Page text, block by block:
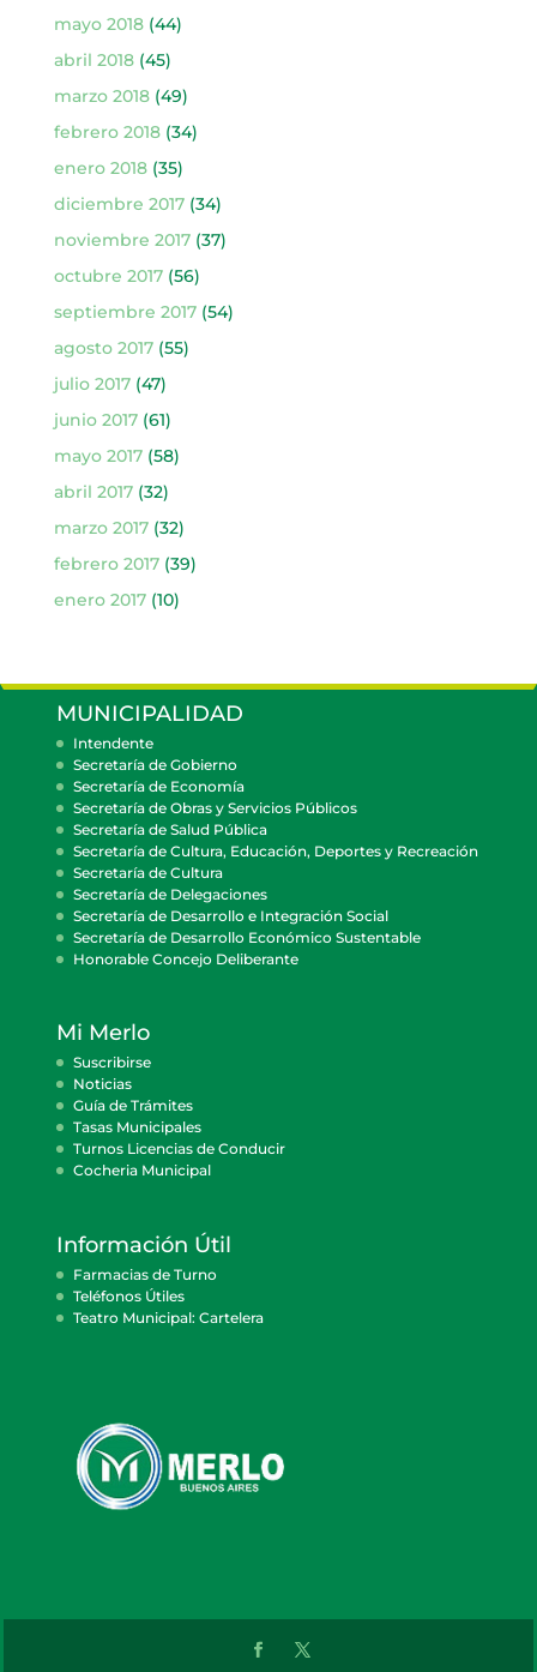
mayo 2018(44)
abril 2018(45)
marzo 2018(49)
febrero 2018(34)
enero 2018(35)
diciembre 2017(34)
noviembre 2017(37)
octubre 2017(56)
septiembre 2017(54)
agosto 2017(55)
julio 2017(47)
junio 2017(61)
mayo 2017(58)
abril 2017(32)
marzo 2017(32)
febrero 2017(39)
enero 2017(10)
MUNICIPALIDAD
Intendente
Secretaría de Gobierno
Secretaría de Economía
Secretaría de Obras y Servicios Públicos
Secretaría de Salud Pública
Secretaría de Cultura, Educación, Deportes y Recreación
Secretaría de Cultura
Secretaría de Delegaciones
Secretaría de Desarrollo e Integración Social
Secretaría de Desarrollo Económico Sustentable
Honorable Concejo Deliberante
Mi Merlo
Suscribirse
Noticias
Guía de Trámites
Tasas Municipales
Turnos Licencias de Conducir
Cocheria Municipal
Información Útil
Farmacias de Turno
Teléfonos Útiles
Teatro Municipal: Cartelera